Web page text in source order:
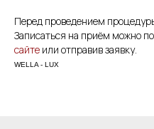
Перед проведением
Записаться на приём можно
сайте или отправив заявку.
WELLA - LUX